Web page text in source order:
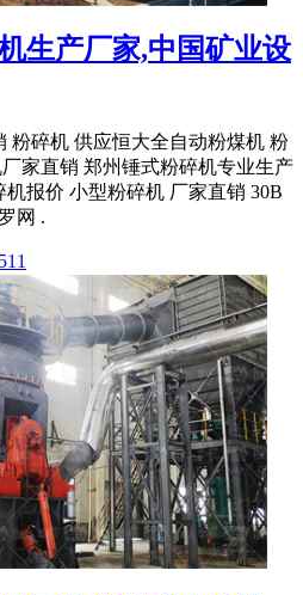
生产厂家,中国矿业设
粉碎机 供应恒大全自动粉煤机 粉
家直销 郑州锤式粉碎机专业生产
报价 小型粉碎机 厂家直销 30B
网 .